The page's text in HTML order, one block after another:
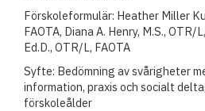
Förskoleformulär: Heather Miller
FAOTA, Diana A. Henry, M.S., OTR/
Ed.D., OTR/L, FAOTA
Syfte: Bedömning av svårigheter
information, praxis och socialt
förskoleålder